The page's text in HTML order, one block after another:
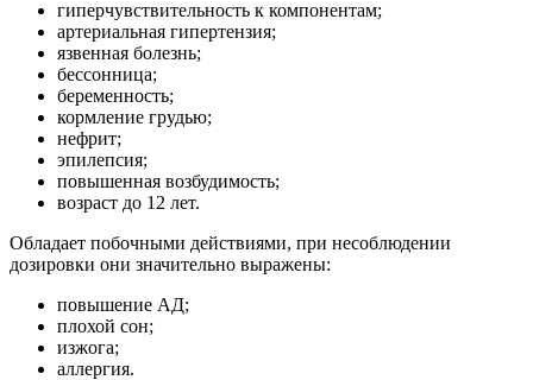
гиперчувствительность к компонентам;
артериальная гипертензия;
язвенная болезнь;
бессонница;
беременность;
кормление грудью;
нефрит;
эпилепсия;
повышенная возбудимость;
возраст до 12 лет.
Обладает побочными действиями, при несоблюдении
дозировки они значительно выражены:
повышение АД;
плохой сон;
изжога;
аллергия.